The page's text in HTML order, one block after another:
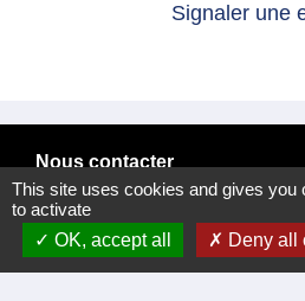
Signaler une
Nous contacter
Commune de Meyrannes
2 rue Royal
30410 Meyrannes - FRANCE
This site uses cookies and gives you
to activate
OK, accept all
Deny all